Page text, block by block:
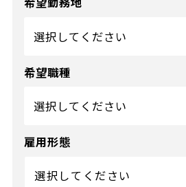
選択してください
希望職種
選択してください
雇用形態